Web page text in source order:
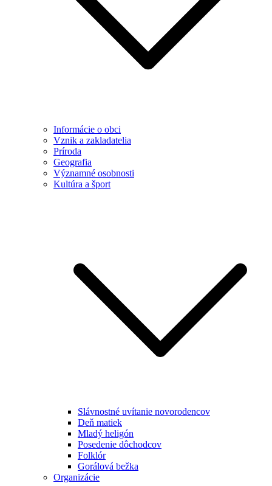
Informácie o obci
Vznik a zakladatelia
Príroda
Geografia
Významné osobnosti
Kultúra a šport
Slávnostné uvítanie novorodencov
Deň matiek
Mladý heligón
Posedenie dôchodcov
Folklór
Gorálová bežka
Organizácie